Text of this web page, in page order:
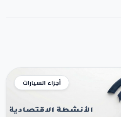
أجزاء السيارات